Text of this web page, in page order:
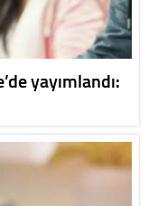
yayımlandı: